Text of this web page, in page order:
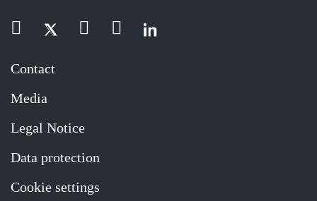
Contact
Media
Legal Notice
Data protection
Cookie settings